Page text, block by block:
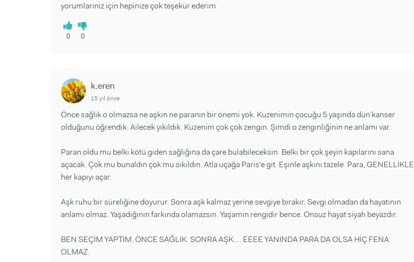
yorumlarınız için hepinize çok teşekür ederim
0 0
k.eren
15 yıl önce
Önce sağlık o olmazsa ne aşkın ne paranın bir önemi yok. Kuzenimin çocuğu 5 yaşında dün kanser
olduğunu öğrendik. Ailecek yıkıldık. Kuzenim çok çok zengin. Şimdi o zenginliğinin ne anlamı var.
Paran oldu mu belki kötü giden sağlığına da çare bulabileceksin. Belki bir çok şeyin kapılarını sana
açacak. Çok mu bunaldın çok mu sıkıldın. Atla uçağa Paris'e git. Eşinle aşkını tazele. Para, GENELLİKLE
her kapıyı açar.
Aşk ruhu bir süreliğine doyurur. Sonra aşk kalmaz yerine sevgiye bırakır. Sevgi olmadan da hayatının
anlamı olmaz. Yaşadığının farkında olamazsın. Yaşamın rengidir bence. Onsuz hayat siyah beyazdır.
BEN SEÇİM YAPTIM. ÖNCE SAĞLIK. SONRA AŞK.... EEEE YANINDA PARA DA OLSA HİÇ FENA
OLMAZ.